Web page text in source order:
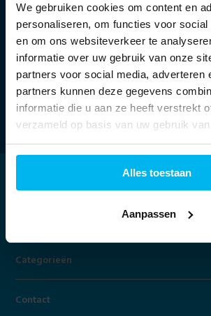
We gebruiken cookies om content en
personaliseren, om functies voor social
en om ons websiteverkeer te
informatie over uw gebruik van onze
partners voor social media, adverteren
partners kunnen deze gegevens
informatie die u aan ze heeft verstrekt
verzameld op basis van uw gebruik
Alles toestaan
Aanpassen
Za:
09:00 - 17:00 uur
Categorieën
Contact